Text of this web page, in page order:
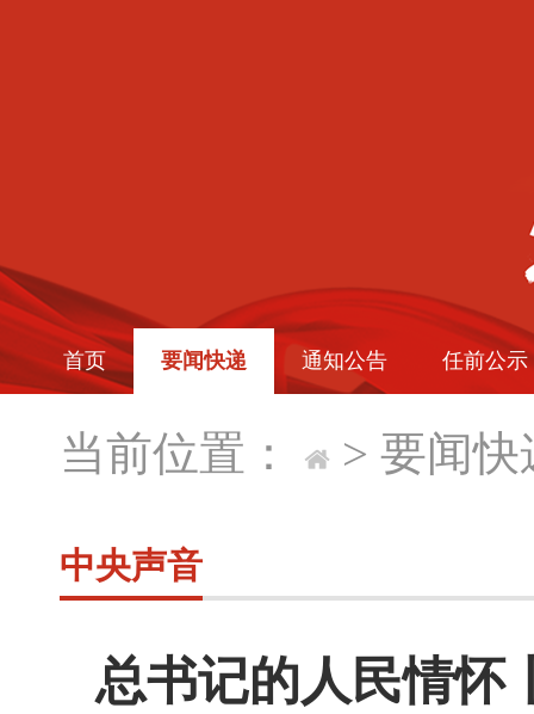
首页 要闻快递 通知公告 任前公示
当前位置： > 要闻快
中央声音
总书记的人民情怀